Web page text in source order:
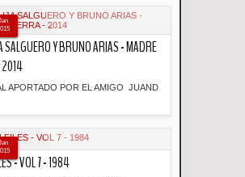
SALGUERO Y BRUNO ARIAS - MADRE
APORTADO POR EL AMIGO JUAND
- VOL 7 - 1984